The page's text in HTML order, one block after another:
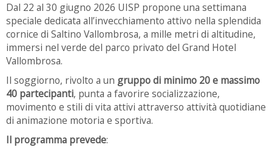
Dal 22 al 30 giugno 2026 UISP propone una settimana
speciale dedicata all’invecchiamento attivo nella splendida
cornice di Saltino Vallombrosa, a mille metri di altitudine,
immersi nel verde del parco privato del Grand Hotel
Vallombrosa.
Il soggiorno, rivolto a un gruppo di minimo 20 e massimo
40 partecipanti, punta a favorire socializzazione,
movimento e stili di vita attivi attraverso attività quotidiane
di animazione motoria e sportiva.
Il programma prevede: